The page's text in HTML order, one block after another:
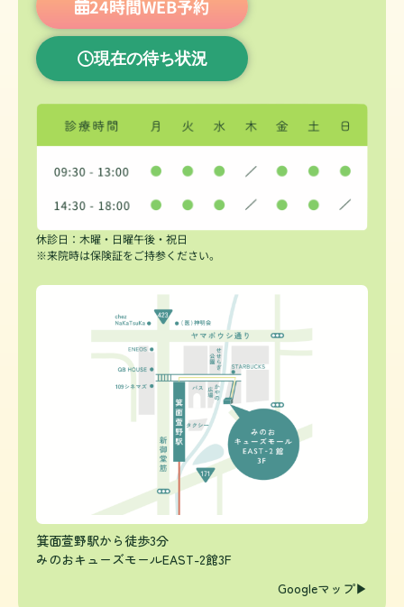
24時間WEB予約
現在の待ち状況
休診日：木曜・日曜午後・祝日
※来院時は保険証をご持参ください。
箕面萱野駅から徒歩3分
みのおキューズモールEAST-2館3F
Googleマップ▶︎